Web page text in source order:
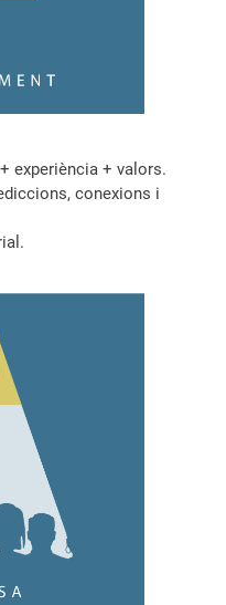
experiència + valors.
conexions i